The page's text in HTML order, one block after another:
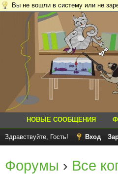
Вы не вошли в систему или не
НОВЫЕ СООБЩЕНИЯ
Здравствуйте, Гость! Вход
Форумы › Все